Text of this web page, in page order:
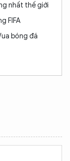
nhất thế giới
FIFA
bóng đá